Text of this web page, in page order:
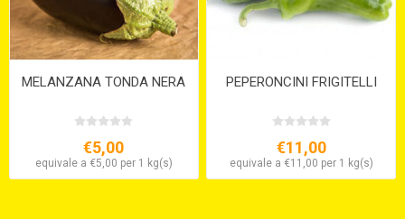
MELANZANA TONDA NERA
€5,00
equivale a €5,00 per 1 kg(s)
PEPERONCINI FRIGITELLI
€11,00
equivale a €11,00 per 1 kg(s)